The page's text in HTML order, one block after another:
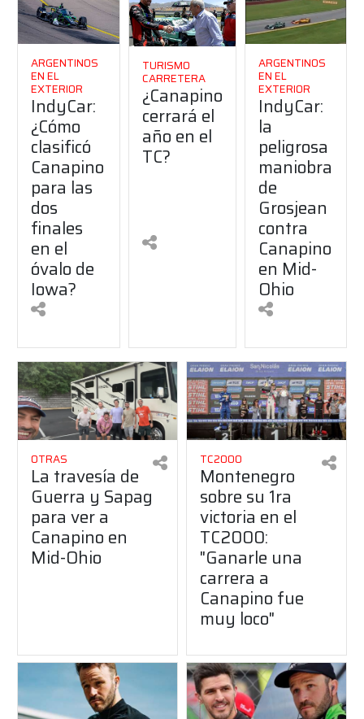
ARGENTINOS
EN EL
EXTERIOR
IndyCar:
¿Cómo
clasificó
Canapino
para las
dos
finales
en el
óvalo de
Iowa?
TURISMO
CARRETERA
¿Canapino
cerrará el
año en el
TC?
ARGENTINOS
EN EL
EXTERIOR
IndyCar:
la
peligrosa
maniobra
de
Grosjean
contra
Canapino
en Mid-
Ohio
OTRAS
La travesía de
Guerra y Sapag
para ver a
Canapino en
Mid-Ohio
TC2000
Montenegro
sobre su 1ra
victoria en el
TC2000:
"Ganarle una
carrera a
Canapino fue
muy loco"